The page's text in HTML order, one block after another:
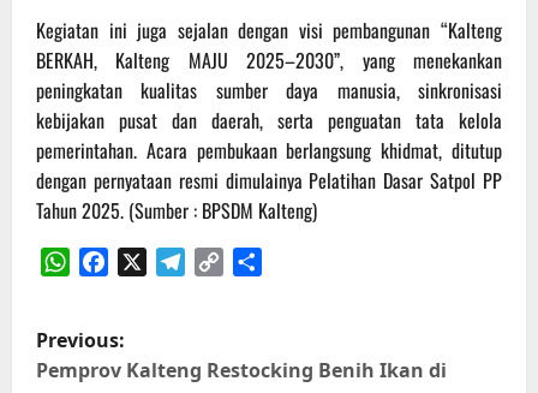
Kegiatan ini juga sejalan dengan visi pembangunan “Kalteng
BERKAH, Kalteng MAJU 2025–2030”, yang menekankan
peningkatan kualitas sumber daya manusia, sinkronisasi
kebijakan pusat dan daerah, serta penguatan tata kelola
pemerintahan. Acara pembukaan berlangsung khidmat, ditutup
dengan pernyataan resmi dimulainya Pelatihan Dasar Satpol PP
Tahun 2025. (Sumber : BPSDM Kalteng)
P
o
Previous:
Pemprov Kalteng Restocking Benih Ikan di